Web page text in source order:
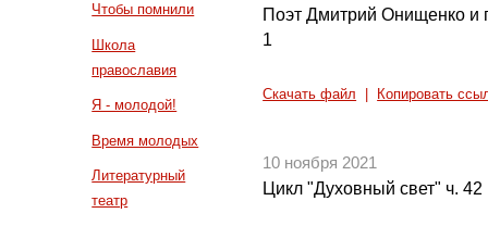
Чтобы помнили
Школа
православия
Я - молодой!
Время молодых
Литературный
театр
Поэт Дмитрий Онищенко и
1
Скачать файл Копировать
10 ноября 2021
Цикл "Духовный свет" ч. 42